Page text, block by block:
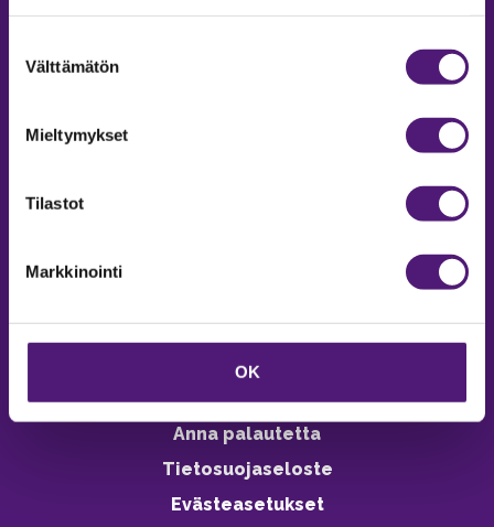
valinta
Välttämätön
Mieltymykset
Tilastot
Markkinointi
OK
Tiedustelut & Varaukset
Vastuullisuus
Ympäristöohjelma
Avoimet työpaikat
Anna palautetta
Tietosuojaseloste
Evästeasetukset